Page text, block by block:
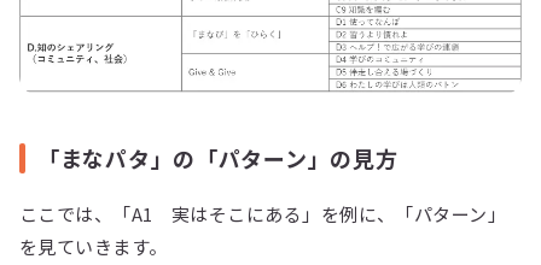
「まなパタ」の「パターン」の見方
ここでは、「A1 実はそこにある」を例に、「パターン」
を見ていきます。